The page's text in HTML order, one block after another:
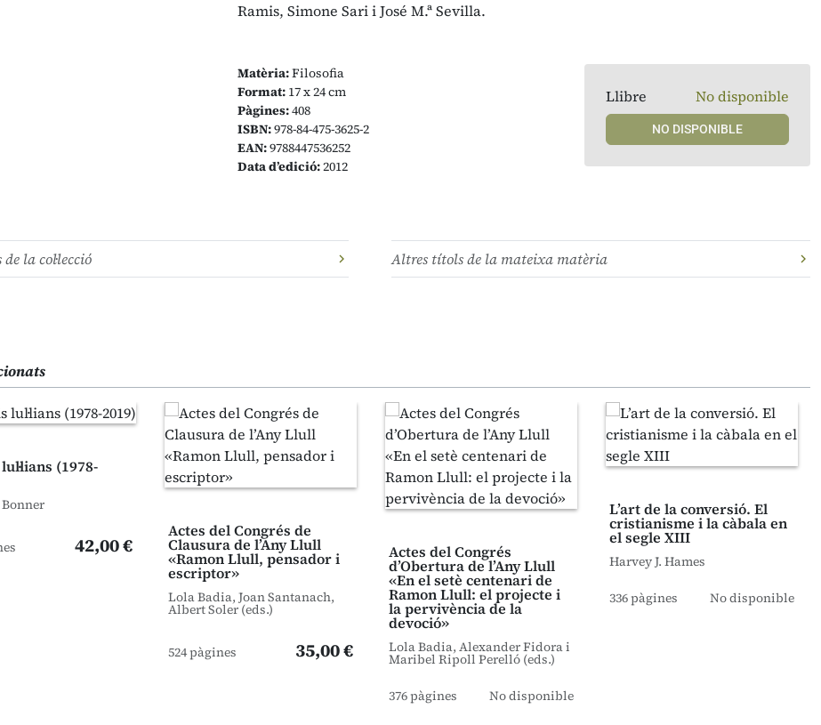
Ramis, Simone Sari i José M.ª Sevilla.
Matèria:Filosofia
Format: 17 x 24 cm
Pàgines:408
ISBN:978-84-475-3625-2
EAN:9788447536252
Data d’edició:2012
Llibre No disponible
NO DISPONIBLE
la col·lecció Altres títols de la mateixa matèria
(1978-
42,00 €
Actes del Congrés de
Clausura de l’Any Llull
«Ramon Llull, pensador i
escriptor»
Lola Badia, Joan Santanach,
Albert Soler (eds.)
524 pàgines 35,00 €
Actes del Congrés
d’Obertura de l’Any Llull
«En el setè centenari de
Ramon Llull: el projecte i
la pervivència de la
devoció»
Lola Badia, Alexander Fidora i
Maribel Ripoll Perelló (eds.)
376 pàgines No disponible
L’art de la conversió. El
cristianisme i la càbala en
el segle XIII
Harvey J. Hames
336 pàgines No disponible